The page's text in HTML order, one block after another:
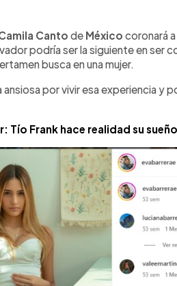
Canto de México coronará
podría ser la siguiente en ser
busca en una mujer.
ansiosa por vivir esa experiencia y
Tío Frank hace realidad su